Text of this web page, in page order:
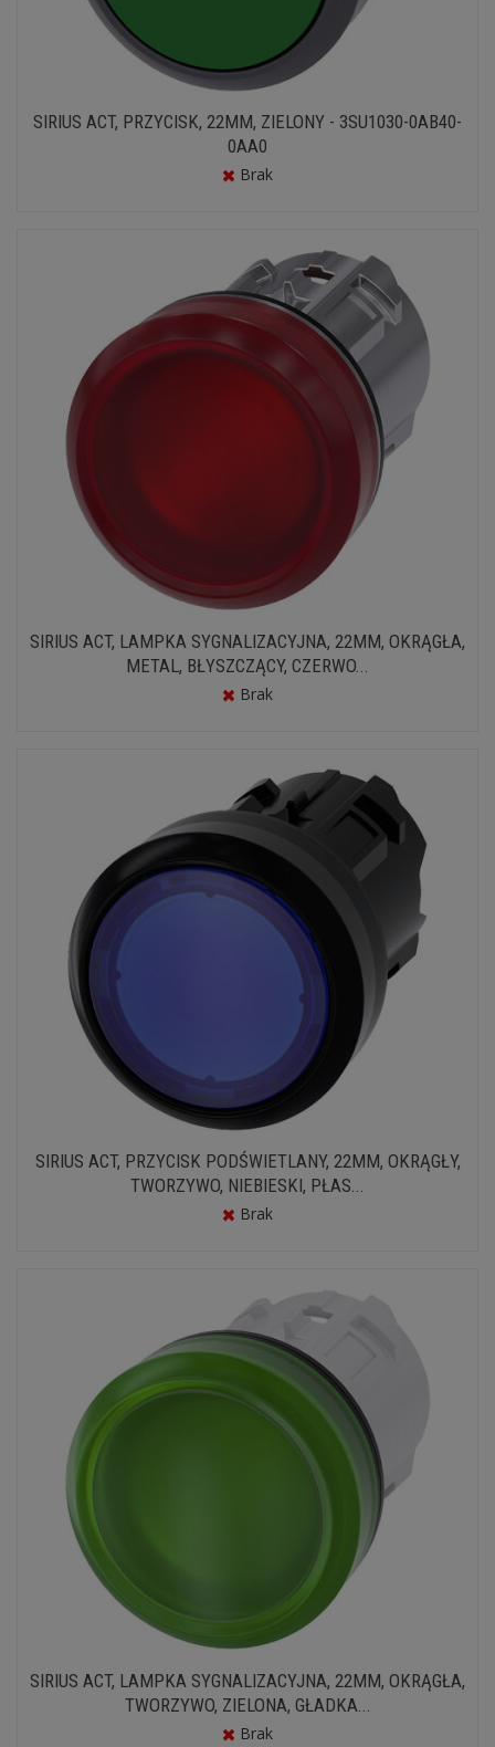
SIRIUS ACT, PRZYCISK, 22MM, ZIELONY - 3SU1030-0AB40-
0AA0
Brak
SIRIUS ACT, LAMPKA SYGNALIZACYJNA, 22MM, OKRĄGŁA,
METAL, BŁYSZCZĄCY, CZERWO...
Brak
SIRIUS ACT, PRZYCISK PODŚWIETLANY, 22MM, OKRĄGŁY,
TWORZYWO, NIEBIESKI, PŁAS...
Brak
SIRIUS ACT, LAMPKA SYGNALIZACYJNA, 22MM, OKRĄGŁA,
TWORZYWO, ZIELONA, GŁADKA...
Brak